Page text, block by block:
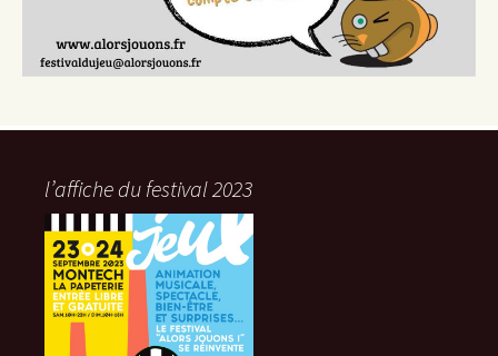
l’affiche du festival 2023